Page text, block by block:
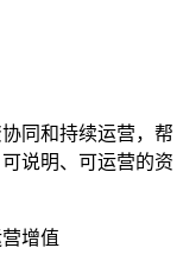
同和持续运营，帮
说明、可运营的资
增值